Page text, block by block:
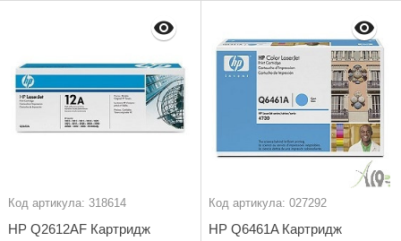
Код артикула: 318614
HP Q2612AF Картридж
Код артикула: 027292
HP Q6461A Картридж